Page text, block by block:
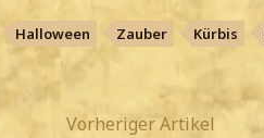
Halloween Zauber Kürbis
Vorheriger Artikel